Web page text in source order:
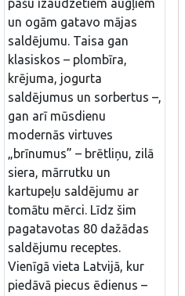
pašu izaudzētiem augļiem
un ogām gatavo mājas
saldējumu. Taisa gan
klasiskos – plombīra,
krējuma, jogurta
saldējumus un sorbertus –,
gan arī mūsdienu
modernās virtuves
„brīnumus” – brētliņu, zilā
siera, mārrutku un
kartupeļu saldējumu ar
tomātu mērci. Līdz šim
pagatavotas 80 dažādas
saldējumu receptes.
Vienīgā vieta Latvijā, kur
piedāvā piecus ēdienus –